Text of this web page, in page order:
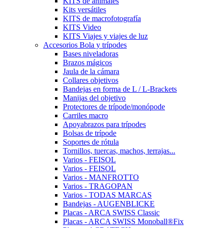
Kits versátiles
KITS de macrofotografía
KITS Video
KITS Viajes y viajes de luz
Accesorios Bola y trípodes
Bases niveladoras
Brazos mágicos
Jaula de la cámara
Collares objetivos
Bandejas en forma de L / L-Brackets
Manijas del objetivo
Protectores de trípode/monópode
Carriles macro
Apoyabrazos para trípodes
Bolsas de trípode
Soportes de rótula
Tornillos, tuercas, machos, terrajas...
Varios - FEISOL
Varios - FEISOL
Varios - MANFROTTO
Varios - TRAGOPAN
Varios - TODAS MARCAS
Bandejas - AUGENBLICKE
Placas - ARCA SWISS Classic
Placas - ARCA SWISS Monoball®Fix